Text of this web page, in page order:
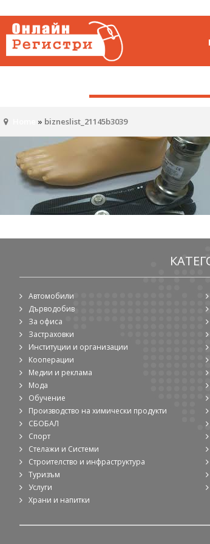
» bizneslist_21145b3039
Автомобили
Дърводобив
За офиса
Застраховки
Институции и организации
Кооперации
Медии и реклама
Мода
Обучение
Производство на химически продукти
СБОБАЛ
Спорт
Стелажи и Системи
Строителство и инфраструктура
Туризъм
Услуги
Храни и напитки